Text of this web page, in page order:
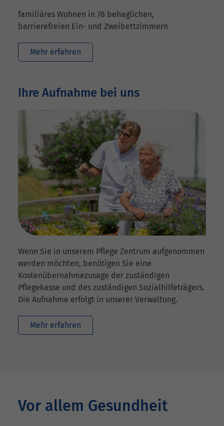
familiäres Wohnen in 78 behaglichen,
barrierefreien Ein- und Zweibettzimmern
Mehr erfahren
Ihre Aufnahme bei uns
Wenn Sie in unserem Pflege Zentrum aufgenommen
werden möchten, benötigen Sie eine
Kostenübernahmezusage der zuständigen
Pflegekasse und des zuständigen Sozialhilfeträgers.
Die Aufnahme erfolgt in unserer Verwaltung.
Mehr erfahren
Vor allem Gesundheit